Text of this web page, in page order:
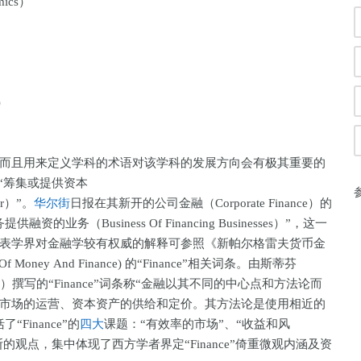
用来定义学科的术语对该学科的发展方向会有极其重要的
筹集或提供资本
”。 华尔街日报在其新开的公司金融（Corporate Finance）的
供融资的业务（Business Of Financing Businesses）”，这一
学界对金融学较有权威的解释可参照《新帕尔格雷夫货币金
Money And Finance) 的“Finance”相关词条。由斯蒂芬
撰写的“Finance”词条称“金融以其不同的中心点和方法论而
场的运营、资本资产的供给和定价。其方法论是使用相近的
“Finance”的 四大课题：“有效率的市场”、“收益和风
观点，集中体现了西方学者界定“Finance”倚重微观内涵及资